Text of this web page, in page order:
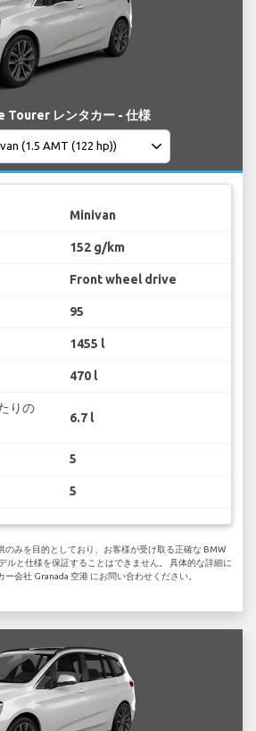
Tourer レンタカー - 仕様
Minivan
152 g/km
Front wheel drive
95
1455 l
470 l
りの
6.7 l
5
5
のみを目的としており、お客様が受け取る正確な BMW
ルと仕様を保証することはできません。 具体的な詳細に
会社 Granada 空港 にお問い合わせください。